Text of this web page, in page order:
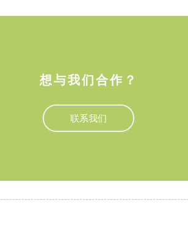
想与我们合作？
联系我们